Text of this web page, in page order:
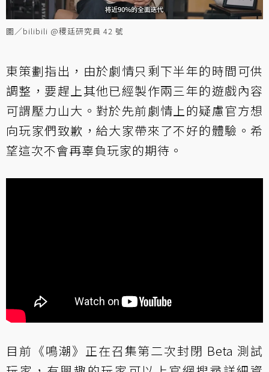
圖／bilibili @稷廷研究員 42 號
東策劃指出，由於劇情只剩下半年的時間可供
調整，要趕上其他已經製作兩三年的遊戲內容
可謂壓力山大。對於先前劇情上的疑慮官方想
向玩家們致歉，給大家帶來了不好的體驗。希
望這次不會再辜負玩家的期待。
目前《鳴潮》正在召集第二次封閉 Beta 測試